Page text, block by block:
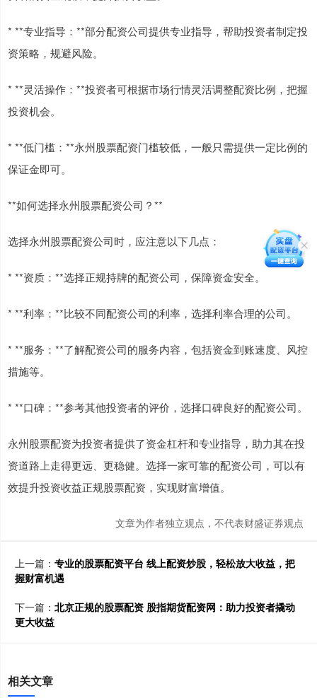
* **专业指导：**部分配资公司提供专业指导，帮助投资者制定投
资策略，规避风险。
* **灵活操作：**投资者可根据市场行情灵活调整配资比例，把握
投资机会。
* **低门槛：**永州股票配资门槛较低，一般只需提供一定比例的
保证金即可。
**如何选择永州股票配资公司？**
选择永州股票配资公司时，应注意以下几点：
* **资质：**选择正规持牌的配资公司，保障资金安全。
* **利率：**比较不同配资公司的利率，选择利率合理的公司。
* **服务：**了解配资公司的服务内容，包括资金到账速度、风控
措施等。
* **口碑：**参考其他投资者的评价，选择口碑良好的配资公司。
永州股票配资为投资者提供了资金杠杆和专业指导，助力其在投
资道路上走得更远、更稳健。选择一家可靠的配资公司，可以有
效提升投资收益正规股票配资，实现财富增值。
文章为作者独立观点，不代表财盛证券观点
上一篇： 专业的股票配资平台 线上配资炒股，轻松放大收益，把
握财富机遇
下一篇： 北京正规的股票配资 股指期货配资网：助力投资者撬动
更大收益
相关文章